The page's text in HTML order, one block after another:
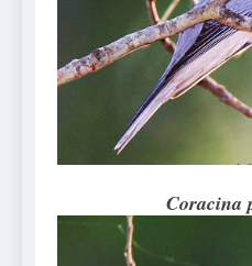
Can
And
7 Năm Ago
How
Coracina